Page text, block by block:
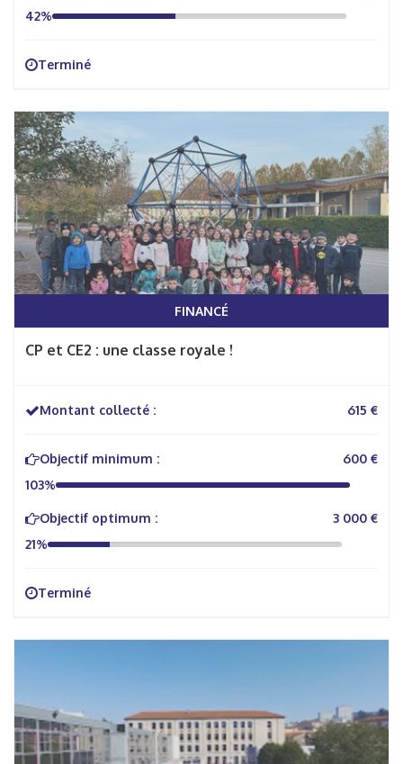
42%
Terminé
FINANCÉ
CP et CE2 : une classe royale !
Montant collecté : 615 €
Objectif minimum :
600 €
103%
Objectif optimum :
3 000 €
21%
Terminé